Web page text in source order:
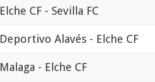
Elche CF - Sevilla FC
Deportivo Alavés - Elche CF
Malaga - Elche CF